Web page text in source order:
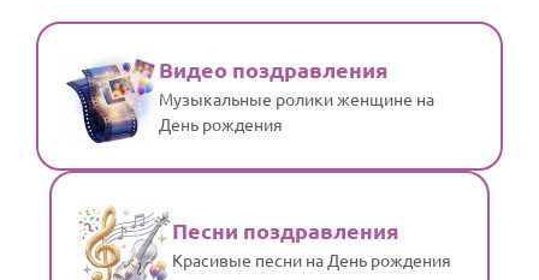
Видео поздравления
Музыкальные ролики женщине на
День рождения
Песни поздравления
Красивые песни на День рождения